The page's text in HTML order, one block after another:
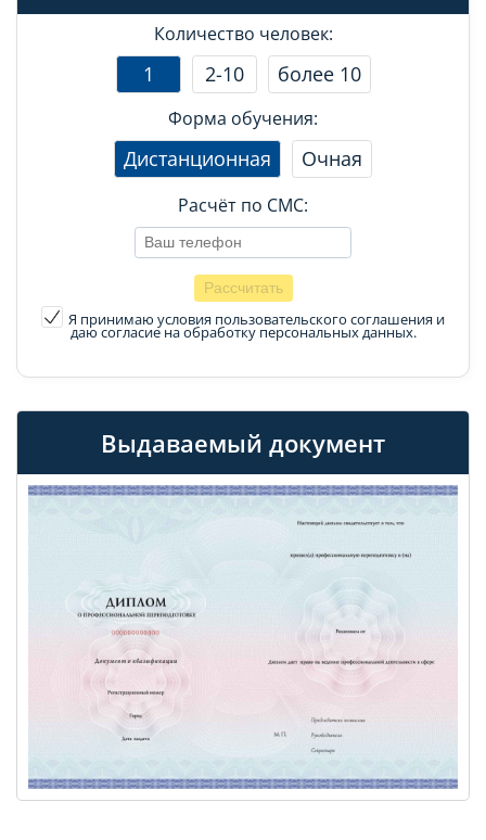
Количество человек:
1 2-10 более 10
Форма обучения:
Дистанционная Очная
Расчёт по СМС:
Я принимаю условия пользовательского соглашения и
даю согласие на обработку персональных данных.
Выдаваемый документ